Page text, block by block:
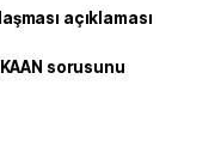
açıklaması
sorusunu